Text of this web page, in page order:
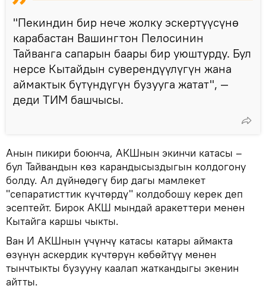
"Пекиндин бир нече жолку эскертүүсүнө
карабастан Вашингтон Пелосинин
Тайванга сапарын баары бир уюштурду. Бул
нерсе Кытайдын суверендүүлүгүн жана
аймактык бүтүндүгүн бузууга жатат", —
деди ТИМ башчысы.
Анын пикири боюнча, АКШнын экинчи катасы –
бул Тайвандын көз карандысыздыгын колдогону
болду. Ал дүйнөдөгү бир дагы мамлекет
"сепаратисттик күчтөрдү" колдобошу керек деп
эсептейт. Бирок АКШ мындай аракеттери менен
Кытайга каршы чыкты.
Ван И АКШнын үчүнчү катасы катары аймакта
өзүнүн аскердик күчтөрүн көбөйтүү менен
тынчтыкты бузууну каалап жаткандыгы экенин
айтты.